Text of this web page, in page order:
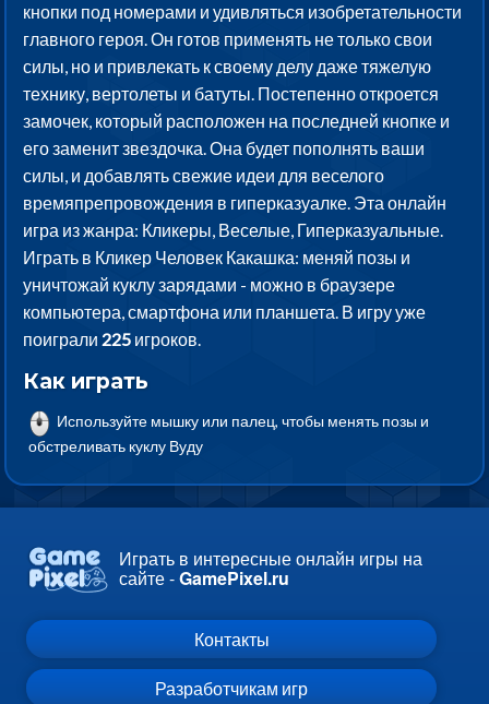
кнопки под номерами и удивляться изобретательности
главного героя. Он готов применять не только свои
силы, но и привлекать к своему делу даже тяжелую
технику, вертолеты и батуты. Постепенно откроется
замочек, который расположен на последней кнопке и
его заменит звездочка. Она будет пополнять ваши
силы, и добавлять свежие идеи для веселого
времяпрепровождения в гиперказуалке. Эта онлайн
игра из жанра: Кликеры, Веселые, Гиперказуальные.
Играть в Кликер Человек Какашка: меняй позы и
уничтожай куклу зарядами - можно в браузере
компьютера, смартфона или планшета. В игру уже
поиграли 225 игроков.
Как играть
Используйте мышку или палец, чтобы менять позы и
обстреливать куклу Вуду
Играть в интересные онлайн игры на
сайте -GamePixel.ru
Контакты
Разработчикам игр